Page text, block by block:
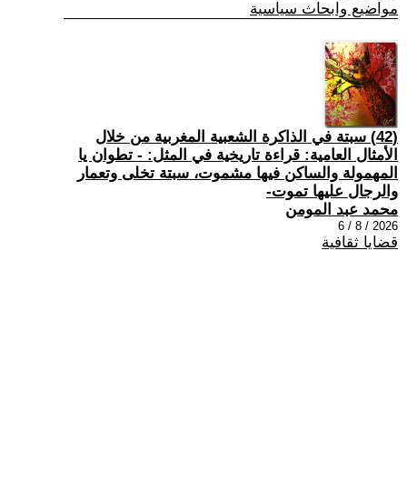
مواضيع وابحاث سياسية
(42) سبتة في الذاكرة الشعبية المغربية من خلال
الأمثال العامية: قراءة تاريخية في المثل: - تطوان يا
المهمولة والساكن فيها مشموت، سبتة تخلى وتعمار
والرجال عليها تموت-
محمد عبد المومن
2026 / 8 / 6
قضايا ثقافية